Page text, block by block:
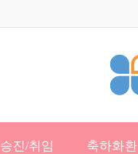
승진/취임 축하화환